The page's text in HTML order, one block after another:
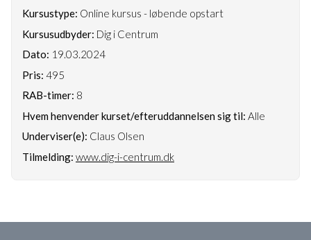
Kursustype: Online kursus - løbende opstart
Kursusudbyder: Dig i Centrum
Dato: 19.03.2024
Pris: 495
RAB-timer: 8
Hvem henvender kurset/efteruddannelsen sig til: Alle
Underviser(e): Claus Olsen
Tilmelding: www.dig-i-centrum.dk